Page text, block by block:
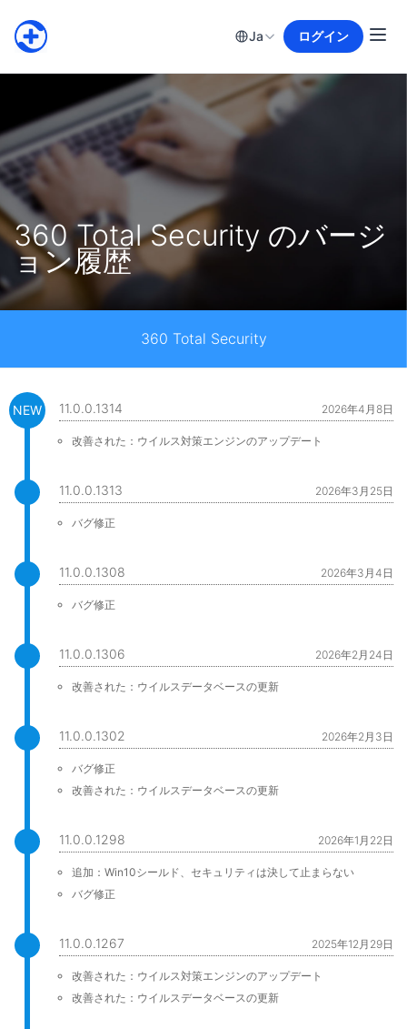
Ja ログイン
360 Total Security のバージ
ョン履歴
360 Total Security
11.0.0.1314 2026年4月8日
改善された：ウイルス対策エンジンのアップデート
11.0.0.1313 2026年3月25日
バグ修正
11.0.0.1308 2026年3月4日
バグ修正
11.0.0.1306 2026年2月24日
改善された：ウイルスデータベースの更新
11.0.0.1302 2026年2月3日
バグ修正
改善された：ウイルスデータベースの更新
11.0.0.1298 2026年1月22日
追加：Win10シールド、セキュリティは決して止まらない
バグ修正
11.0.0.1267 2025年12月29日
改善された：ウイルス対策エンジンのアップデート
改善された：ウイルスデータベースの更新